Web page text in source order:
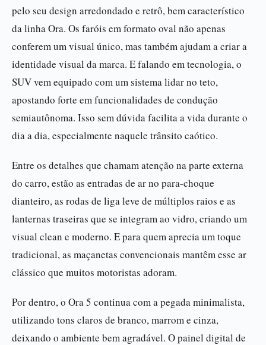
pelo seu design arredondado e retrô, bem característico
da linha Ora. Os faróis em formato oval não apenas
conferem um visual único, mas também ajudam a criar a
identidade visual da marca. E falando em tecnologia, o
SUV vem equipado com um sistema lidar no teto,
apostando forte em funcionalidades de condução
semiautônoma. Isso sem dúvida facilita a vida durante o
dia a dia, especialmente naquele trânsito caótico.
Entre os detalhes que chamam atenção na parte externa
do carro, estão as entradas de ar no para-choque
dianteiro, as rodas de liga leve de múltiplos raios e as
lanternas traseiras que se integram ao vidro, criando um
visual clean e moderno. E para quem aprecia um toque
tradicional, as maçanetas convencionais mantêm esse ar
clássico que muitos motoristas adoram.
Por dentro, o Ora 5 continua com a pegada minimalista,
utilizando tons claros de branco, marrom e cinza,
deixando o ambiente bem agradável. O painel digital de